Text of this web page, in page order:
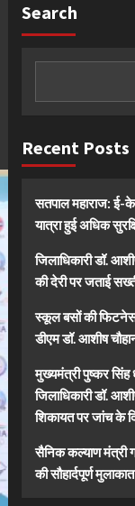
Search
Recent Posts
सतपाल महाराज: ई-
यात्रा हुई अधिक
जिलाधिकारी डॉ.
की देरी पर जताई
स्कूल बसों की फिटनेस
डीएम डॉ. आशीष
मुख्यमंत्री पुष्कर
जिलाधिकारी डॉ.
शिकायत पर जांच के
सैनिक कल्याण मंत्री
की सौहार्दपूर्ण मुलाकात